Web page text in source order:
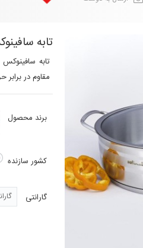
تابه سافینوکس
مقاوم در برابر
برند محصول
کشور سازنده
گارانتی